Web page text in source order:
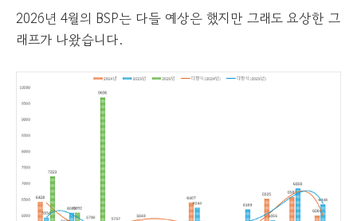
2026년 4월의 BSP는 다들 예상은 했지만 그래도 요상한 그
래프가 나왔습니다.